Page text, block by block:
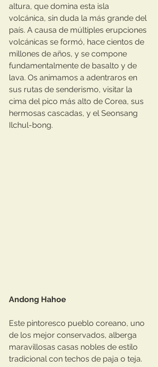
altura, que domina esta isla
volcánica, sin duda la más grande del
país. A causa de múltiples erupciones
volcánicas se formó, hace cientos de
millones de años, y se compone
fundamentalmente de basalto y de
lava. Os animamos a adentraros en
sus rutas de senderismo, visitar la
cima del pico más alto de Corea, sus
hermosas cascadas, y el Seonsang
Ilchul-bong.
Andong Hahoe
Este pintoresco pueblo coreano, uno
de los mejor conservados, alberga
maravillosas casas nobles de estilo
tradicional con techos de paja o teja.